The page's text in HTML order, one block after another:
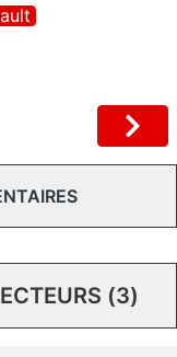
(3)